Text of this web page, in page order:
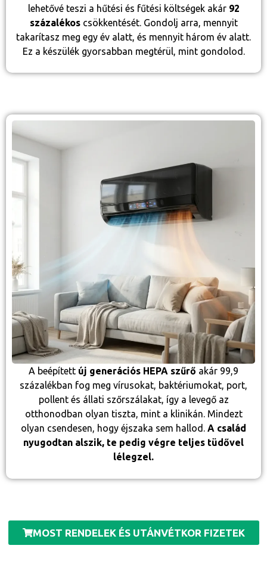
lehetővé teszi a hűtési és fűtési költségek akár 92
százalékoscsökkentését. Gondolj arra, mennyit
takarítasz meg egy év alatt, és mennyit három év alatt.
Ez a készülék gyorsabban megtérül, mint gondolod.
A beépített új generációs HEPA szűrő akár 99,9
százalékban fog meg vírusokat, baktériumokat, port,
pollent és állati szőrszálakat, így a levegő az
otthonodban olyan tiszta, mint a klinikán. Mindezt
olyan csendesen, hogy éjszaka sem hallod. A család
nyugodtan alszik, te pedig végre teljes tüdővel
lélegzel.
MOST RENDELEK ÉS UTÁNVÉTKOR FIZETEK